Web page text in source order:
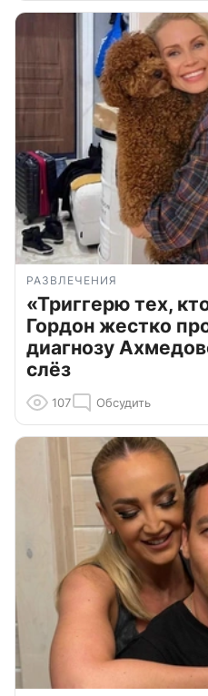
РАЗВЛЕЧЕНИЯ
«Триггерю тех,
Гордон жестко
диагнозу
слёз
107 Обсудить